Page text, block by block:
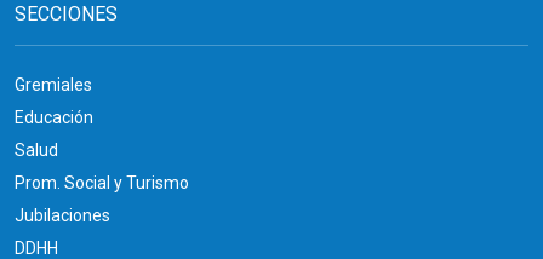
SECCIONES
Gremiales
Educación
Salud
Prom. Social y Turismo
Jubilaciones
DDHH